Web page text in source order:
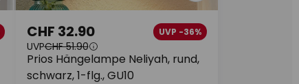
Prios Hängelampe Neliyah, rund,
schwarz, 1-flg., GU10
CHF 32.90 UVP -36%
UVPCHF 51.90